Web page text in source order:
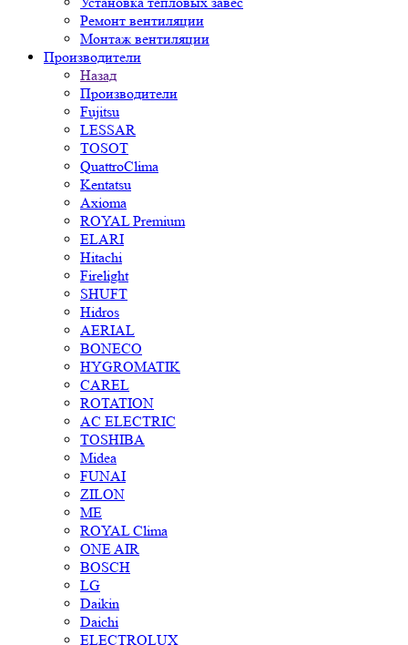
Ремонт вентиляции
Монтаж вентиляции
Производители
Назад
Производители
Fujitsu
LESSAR
TOSOT
QuattroClima
Kentatsu
Axioma
ROYAL Premium
ELARI
Hitachi
Firelight
SHUFT
Hidros
AERIAL
BONECO
HYGROMATIK
CAREL
ROTATION
AC ELECTRIC
TOSHIBA
Midea
FUNAI
ZILON
ME
ROYAL Clima
ONE AIR
BOSCH
LG
Daikin
Daichi
ELECTROLUX